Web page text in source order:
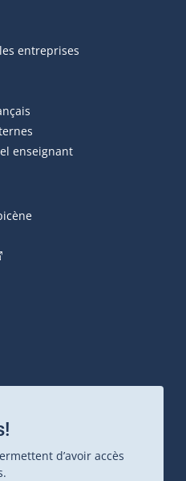
entreprises
hyperlien externe s'ouvrira
enseignant
hyperlien externe s'ouvrira
d’avoir accès